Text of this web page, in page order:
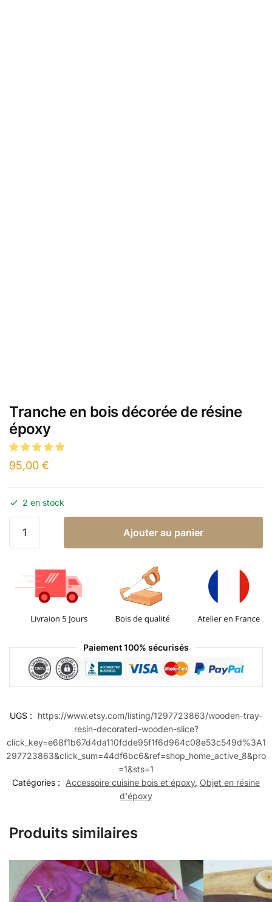
Tranche en bois décorée de résine
époxy
95,00 €
2 en stock
Ajouter au panier
Paiement 100% sécurisés
UGS :
https://www.etsy.com/listing/1297723863/wooden-tray-
resin-decorated-wooden-slice?
click_key=e68f1b67d4da110fdde95f1f6d964c08e53c549d%3A1
297723863&click_sum=44df6bc6&ref=shop_home_active_8&pro
=1&sts=1
Catégories :
Accessoire cuisine bois et époxy, Objet en résine
d'époxy
Produits similaires